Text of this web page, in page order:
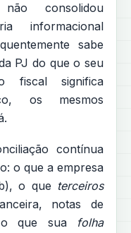
consolidou
informacional
sabe
PJ do que o seu
fiscal significa
os mesmos
contínua
o que a empresa
o que terceiros
notas de
o que sua folha